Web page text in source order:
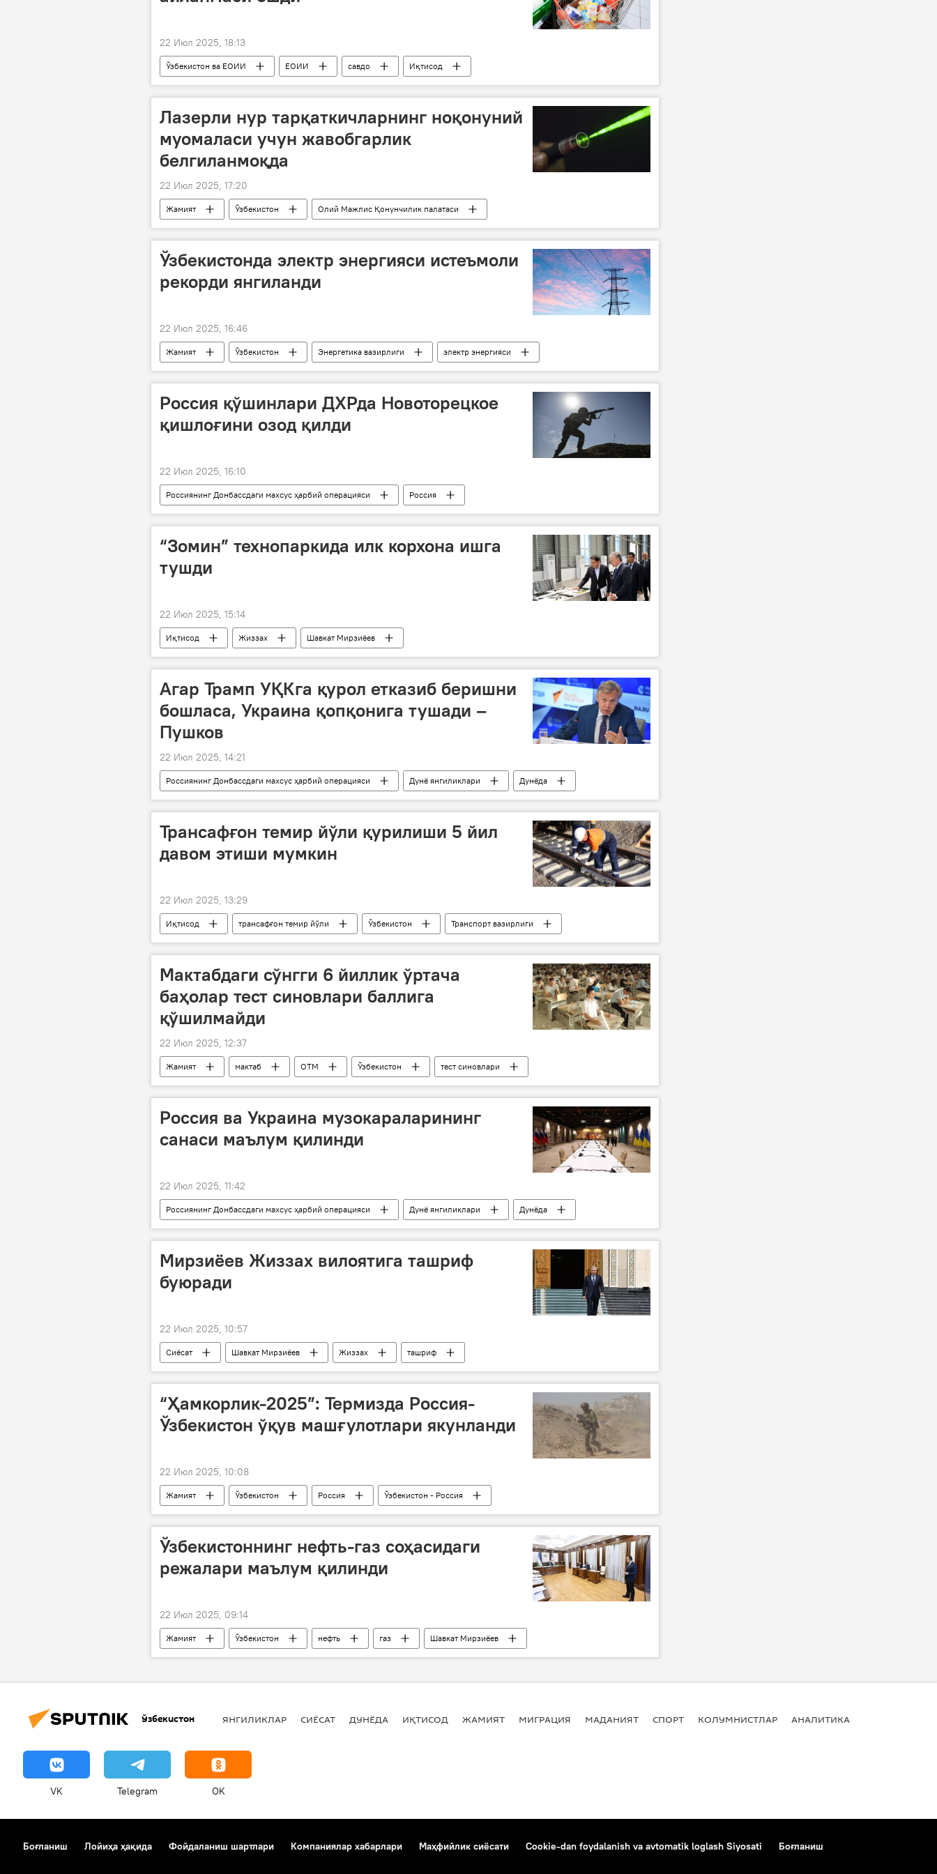
22 Июл 2025, 18:13
Ўзбекистон ва ЕОИИ ЕОИИ савдо Иқтисод
Лазерли нур тарқаткичларнинг ноқонуний
муомаласи учун жавобгарлик
белгиланмоқда
22 Июл 2025, 17:20
Жамият Ўзбекистон Олий Мажлис Қонунчилик палатаси
Ўзбекистонда электр энергияси истеъмоли
рекорди янгиланди
22 Июл 2025, 16:46
Жамият Ўзбекистон Энергетика вазирлиги электр энергияси
Россия қўшинлари ДХРда Новоторецкое
қишлоғини озод қилди
22 Июл 2025, 16:10
Россиянинг Донбассдаги махсус ҳарбий операцияси
Россия
Донецк халқ республикаси (ДХР)
Россия Мудофаа вазирлиги
“Зомин” технопаркида илк корхона ишга
тушди
22 Июл 2025, 15:14
Иқтисод Жиззах Шавкат Мирзиёев
Агар Трамп УҚКга қурол етказиб беришни
бошласа, Украина қопқонига тушади –
Пушков
22 Июл 2025, 14:21
Россиянинг Донбассдаги махсус ҳарбий операцияси Дунё янгиликлари
Дунёда
Дональд Трамп
Украина қурол-яроғ
Трансафғон темир йўли қурилиши 5 йил
давом этиши мумкин
22 Июл 2025, 13:29
Иқтисод трансафғон темир йўли Ўзбекистон Транспорт вазирлиги
Мактабдаги сўнгги 6 йиллик ўртача
баҳолар тест синовлари баллига
қўшилмайди
22 Июл 2025, 12:37
Жамият мактаб ОТМ Ўзбекистон тест синовлари
Россия ва Украина музокараларининг
санаси маълум қилинди
22 Июл 2025, 11:42
Россиянинг Донбассдаги махсус ҳарбий операцияси Дунё янгиликлари
Дунёда
Россия
Украина музокаралар
Мирзиёев Жиззах вилоятига ташриф
буюради
22 Июл 2025, 10:57
Сиёсат Шавкат Мирзиёев Жиззах ташриф
“Ҳамкорлик-2025”: Термизда Россия-
Ўзбекистон ўқув машғулотлари якунланди
22 Июл 2025, 10:08
Жамият Ўзбекистон Россия
Ўзбекистон - Россия
ҳарбий ҳамкорлик
тактик ўқув машғулотлари Термиз
Ўзбекистоннинг нефть-газ соҳасидаги
режалари маълум қилинди
22 Июл 2025, 09:14
Жамият Ўзбекистон нефть газ Шавкат Мирзиёев
Ўзбекистон ЯНГИЛИКЛАР СИЁСАТ ДУНЁДА ИҚТИСОД ЖАМИЯТ МИГРАЦИЯ МАДАНИЯТ СПОРТ КОЛУМНИСТЛАР АНАЛИТИКА
VK Telegram OK
Боғланиш Лойиҳа ҳақида Фойдаланиш шартлари Компаниялар хабарлари Маҳфийлик сиёсати Cookie-dan foydalanish va avtomatik loglash Siyosati Боғланиш